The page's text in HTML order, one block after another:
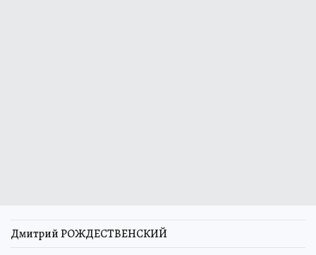
Дмитрий РОЖДЕСТВЕНСКИЙ